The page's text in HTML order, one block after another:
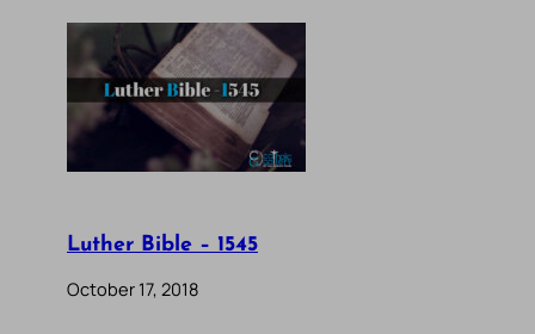
Luther Bible – 1545
October 17, 2018